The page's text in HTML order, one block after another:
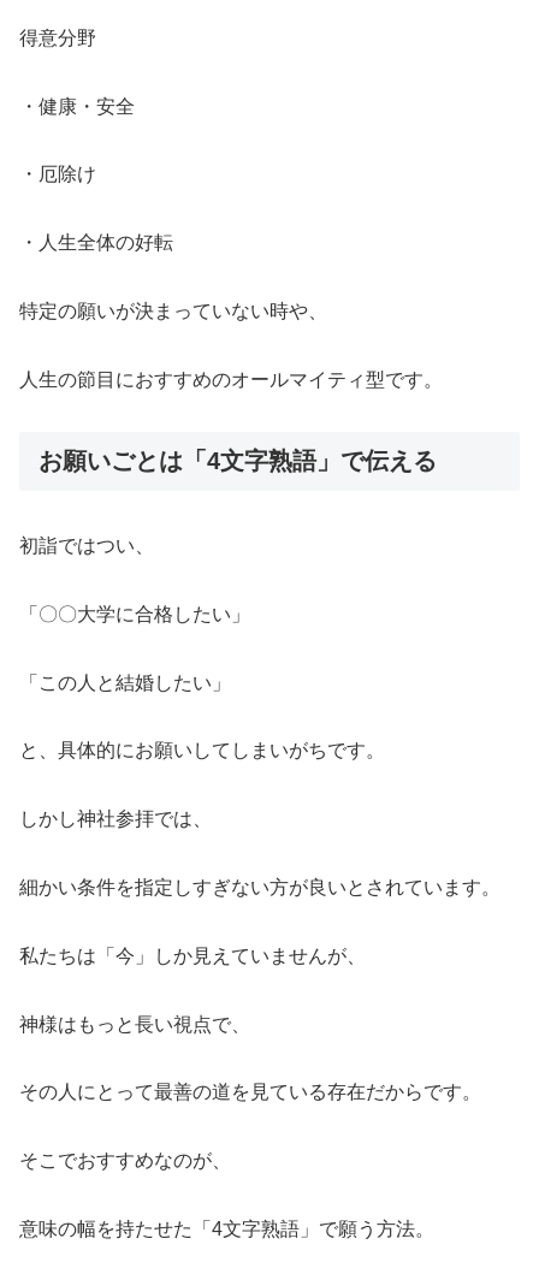
得意分野
・健康・安全
・厄除け
・人生全体の好転
特定の願いが決まっていない時や、
人生の節目におすすめのオールマイティ型です。
お願いごとは「4文字熟語」で伝える
初詣ではつい、
「〇〇大学に合格したい」
「この人と結婚したい」
と、具体的にお願いしてしまいがちです。
しかし神社参拝では、
細かい条件を指定しすぎない方が良いとされています。
私たちは「今」しか見えていませんが、
神様はもっと長い視点で、
その人にとって最善の道を見ている存在だからです。
そこでおすすめなのが、
意味の幅を持たせた「4文字熟語」で願う方法。